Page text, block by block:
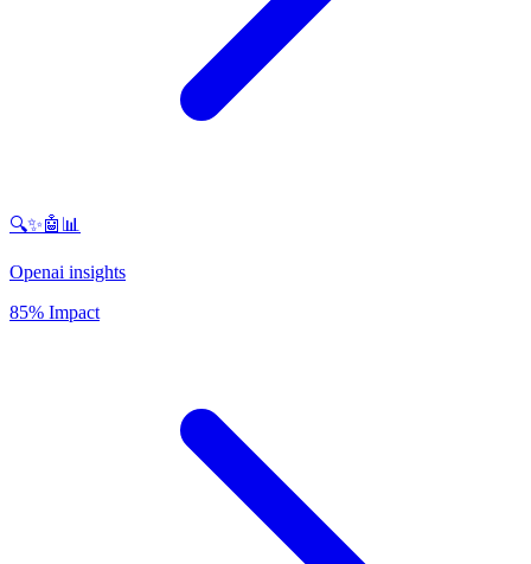
🔍✨🤖📊
Openai insights
85% Impact